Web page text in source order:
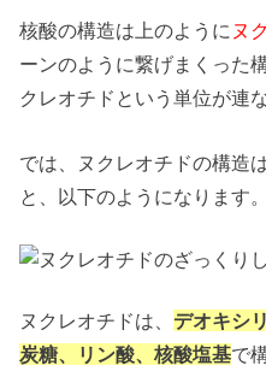
核酸の構造は上のように ヌ
ーンのように繋げまくった
クレオチドという単位が連
では、ヌクレオチドの構造
と、以下のようになります。
ヌクレオチドは、 デオキシ
炭糖、リン酸、核酸塩基で